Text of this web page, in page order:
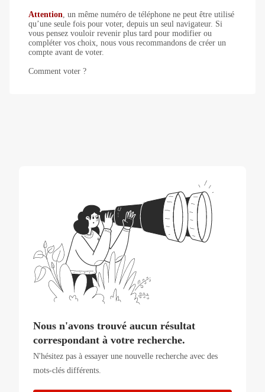
Attention, un même numéro de téléphone ne peut être utilisé
qu’une seule fois pour voter, depuis un seul navigateur. Si
vous pensez vouloir revenir plus tard pour modifier ou
compléter vos choix, nous vous recommandons de créer un
compte avant de voter.
Comment voter ?
Nous n'avons trouvé aucun résultat
correspondant à votre recherche.
N'hésitez pas à essayer une nouvelle recherche avec des
mots-clés différents.